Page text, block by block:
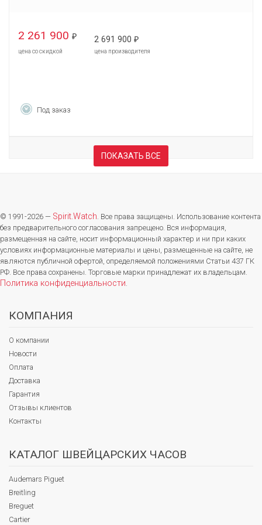
2 261 900 ₽
цена со скидкой
2 691 900 ₽
цена производителя
Под заказ
ПОКАЗАТЬ ВСЕ
© 1991-2026 — Spirit.Watch. Все права защищены. Использование контента
без предварительного согласования запрещено. Вся информация,
размещенная на сайте, носит информационный характер и ни при каких
условиях информационные материалы и цены, размещенные на сайте, не
являются публичной офертой, определяемой положениями Статьи 437 ГК
РФ. Все права сохранены. Торговые марки принадлежат их владельцам.
Политика конфиденциальности.
КОМПАНИЯ
О компании
Новости
Оплата
Доставка
Гарантия
Отзывы клиентов
Контакты
КАТАЛОГ ШВЕЙЦАРСКИХ ЧАСОВ
Audemars Piguet
Breitling
Breguet
Cartier